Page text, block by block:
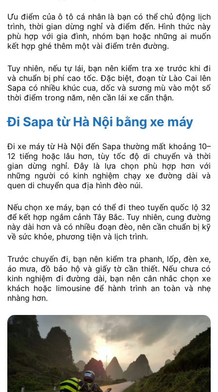
Ưu điểm của ô tô cá nhân là bạn có thể chủ động lịch
trình, thời gian dừng nghỉ và điểm đến. Hình thức này
phù hợp với gia đình, nhóm bạn hoặc những ai muốn
kết hợp ghé thêm một vài điểm trên đường.
Tuy nhiên, nếu tự lái, bạn nên kiểm tra xe trước khi đi
và chuẩn bị phí cao tốc. Đặc biệt, đoạn từ Lào Cai lên
Sapa có nhiều khúc cua, dốc và sương mù vào một số
thời điểm trong năm, nên cần lái xe cẩn thận.
Đi Sapa từ Hà Nội bằng xe máy
Đi xe máy từ Hà Nội đến Sapa thường mất khoảng 10–
12 tiếng hoặc lâu hơn, tùy tốc độ di chuyển và thời
gian dừng nghỉ. Đây là lựa chọn phù hợp hơn với
những người có kinh nghiệm chạy xe đường dài và
quen di chuyển qua địa hình đèo núi.
Nếu chọn xe máy, bạn có thể đi theo tuyến quốc lộ 32
để kết hợp ngắm cảnh Tây Bắc. Tuy nhiên, cung đường
này dài hơn và có nhiều đoạn đèo, nên cần chuẩn bị kỹ
về sức khỏe, phương tiện và lịch trình.
Trước chuyến đi, bạn nên kiểm tra phanh, lốp, đèn xe,
áo mưa, đồ bảo hộ và giấy tờ cần thiết. Nếu chưa có
kinh nghiệm đi đường dài, bạn nên cân nhắc chọn xe
khách hoặc limousine để hành trình an toàn và nhẹ
nhàng hơn.